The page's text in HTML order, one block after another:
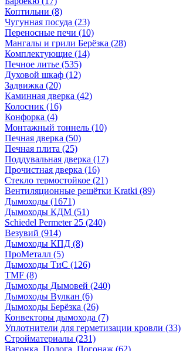
Коптильни (8)
Чугунная посуда (23)
Переносные печи (10)
Мангалы и грили Берёзка (28)
Комплектующие (14)
Печное литье (535)
Духовой шкаф (12)
Задвижка (20)
Каминная дверка (42)
Колосник (16)
Конфорка (4)
Монтажный тоннель (10)
Печная дверка (50)
Печная плита (25)
Поддувальная дверка (17)
Прочистная дверка (16)
Стекло термостойкое (21)
Вентиляционные решётки Kratki (89)
Дымоходы (1671)
Дымоходы КДМ (51)
Schiedel Permeter 25 (240)
Везувий (914)
Дымоходы КПД (8)
ПроМеталл (5)
Дымоходы ТиС (126)
TMF (8)
Дымоходы Дымовей (240)
Дымоходы Вулкан (6)
Дымоходы Берёзка (26)
Конвекторы дымохода (7)
Уплотнители для герметизации кровли (33)
Стройматериалы (231)
Вагонка, Полога, Погонаж (62)